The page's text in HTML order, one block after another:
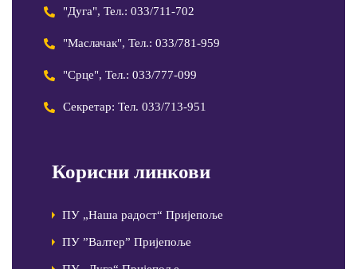
"Дуга", Тел.: 033/711-702
"Маслачак", Тел.: 033/781-959
"Срце", Тел.: 033/777-099
Секретар: Тел. 033/713-951
Корисни линкови
ПУ „Наша радост“ Пријепоље
ПУ ”Валтер” Пријепоље